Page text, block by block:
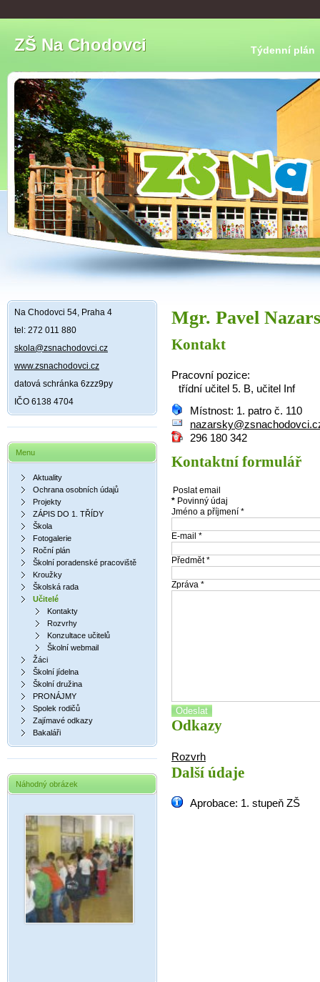
ZŠ Na Chodovci Týdenní plán
Na Chodovci 54, Praha 4
tel: 272 011 880
skola@zsnachodovci.cz
www.zsnachodovci.cz
datová schránka 6zzz9py
IČO 6138 4704
Menu
Aktuality
Ochrana osobních údajů
Projekty
ZÁPIS DO 1. TŘÍDY
Škola
Fotogalerie
Roční plán
Školní poradenské pracoviště
Kroužky
Školská rada
Učitelé
Kontakty
Rozvrhy
Konzultace učitelů
Školní webmail
Žáci
Školní jídelna
Školní družina
PRONÁJMY
Spolek rodičů
Zajímavé odkazy
Bakaláři
Náhodný obrázek
Mgr. Pavel
Kontakt
Pracovní pozice:
třídní učitel 5. B, učitel Inf
Místnost: 1. patro č. 110
296 180 342
Kontaktní formulář
Poslat email
* Povinný údaj
Jméno a příjmení *
E-mail *
Předmět*
Zpráva *
Odeslat
Odkazy
Rozvrh
Další údaje
Aprobace: 1. stupeň ZŠ